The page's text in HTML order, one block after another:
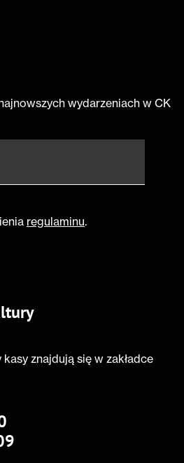
wydarzeniach w CK
regulaminu.
znajdują się w zakładce